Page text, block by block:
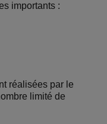
importants :
réalisées par le
limité de